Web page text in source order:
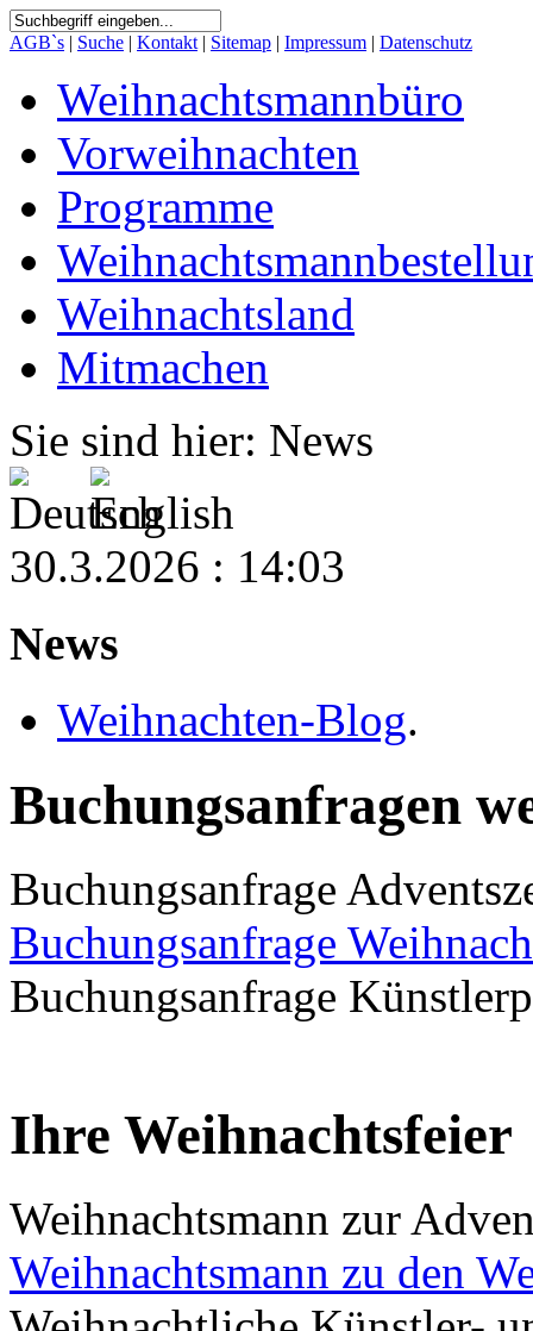
AGB`s | Suche | Kontakt | Sitemap | Impressum | Datenschutz
Weihnachtsmannbüro
Vorweihnachten
Programme
Weihnachtsland
Mitmachen
Sie sind hier: News
30.3.2026 : 14:03
News
Weihnachten-Blog.
Buchungsanfragen
Buchungsanfrage
Buchungsanfrage
Buchungsanfrage
Ihre Weihnachtsfeier
Weihnachtsmann zur
Weihnachtsmann zu den